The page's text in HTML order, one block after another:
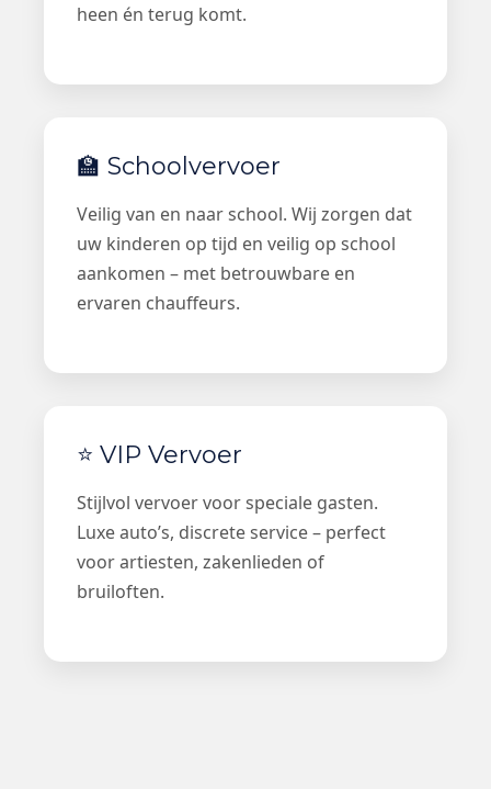
heen én terug komt.
🏫 Schoolvervoer
Veilig van en naar school. Wij zorgen dat
uw kinderen op tijd en veilig op school
aankomen – met betrouwbare en
ervaren chauffeurs.
⭐ VIP Vervoer
Stijlvol vervoer voor speciale gasten.
Luxe auto’s, discrete service – perfect
voor artiesten, zakenlieden of
bruiloften.